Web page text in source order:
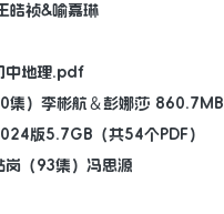
皓祯&喻嘉琳
中地理.pdf
集）李彬航＆彭娜莎 860.7MB
版5.7GB（共54个PDF）
岗（93集）冯思源